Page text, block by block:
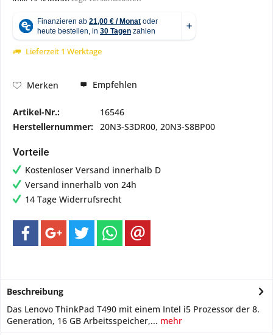
Lieferzeit 1 Werktage
Merken Empfehlen
Artikel-Nr.:
16546
Herstellernummer: 20N3-S3DR00, 20N3-S8BP00
Vorteile
Kostenloser Versand innerhalb D
Versand innerhalb von 24h
14 Tage Widerrufsrecht
Beschreibung
Das Lenovo ThinkPad T490 mit einem Intel i5 Prozessor der 8.
Generation, 16 GB Arbeitsspeicher,... mehr